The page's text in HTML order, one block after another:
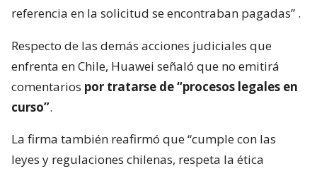
referencia en la solicitud se encontraban pagadas” .
Respecto de las demás acciones judiciales que
enfrenta en Chile, Huawei señaló que no emitirá
comentarios por tratarse de “procesos legales en
curso”.
La firma también reafirmó que “cumple con las
leyes y regulaciones chilenas, respeta la ética